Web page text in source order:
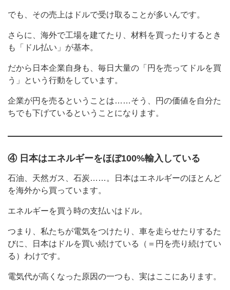
でも、その売上はドルで受け取ることが多いんです。
さらに、海外で工場を建てたり、材料を買ったりするとき
も「ドル払い」が基本。
だから日本企業自身も、毎日大量の「円を売ってドルを買
う」という行動をしています。
企業が円を売るということは……そう、円の価値を自分た
ちでも下げているということになります。
④ 日本はエネルギーをほぼ100%輸入している
石油、天然ガス、石炭……。日本はエネルギーのほとんど
を海外から買っています。
エネルギーを買う時の支払いはドル。
つまり、私たちが電気をつけたり、車を走らせたりするた
びに、日本はドルを買い続けている（＝円を売り続けてい
る）わけです。
電気代が高くなった原因の一つも、実はここにあります。